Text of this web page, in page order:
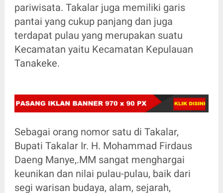
pariwisata. Takalar juga memiliki garis
pantai yang cukup panjang dan juga
terdapat pulau yang merupakan suatu
Kecamatan yaitu Kecamatan Kepulauan
Tanakeke.
Sebagai orang nomor satu di Takalar,
Bupati Takalar Ir. H. Mohammad Firdaus
Daeng Manye,.MM sangat menghargai
keunikan dan nilai pulau-pulau, baik dari
segi warisan budaya, alam, sejarah,